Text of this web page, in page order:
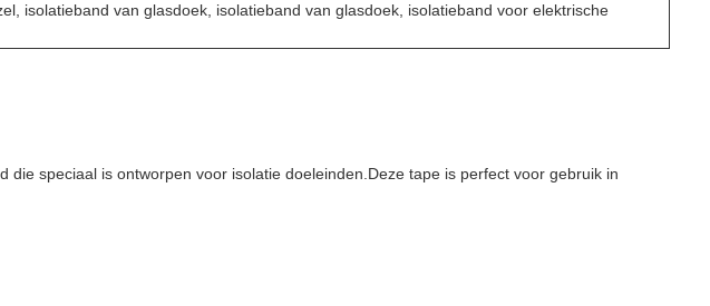
isolatieband van glasdoek, isolatieband van glasdoek, isolatieband voor elektrische
die speciaal is ontworpen voor isolatie doeleinden.Deze tape is perfect voor gebruik in